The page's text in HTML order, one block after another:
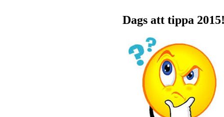
Dags att tippa